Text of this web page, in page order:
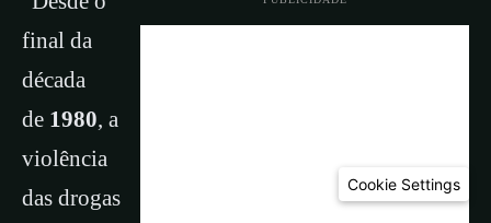
final da
década
de 1980, a
violência
das drogas
Cookie Settings